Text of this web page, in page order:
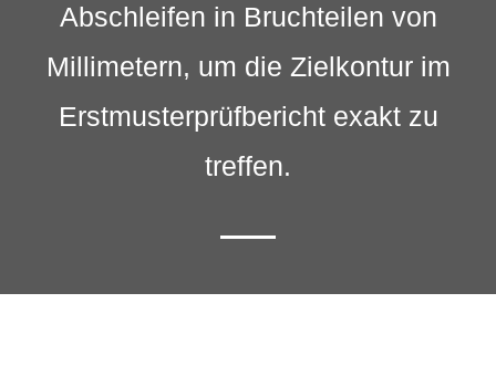
Abschleifen in Bruchteilen von
Millimetern, um die Zielkontur im
Erstmusterprüfbericht exakt zu
treffen.